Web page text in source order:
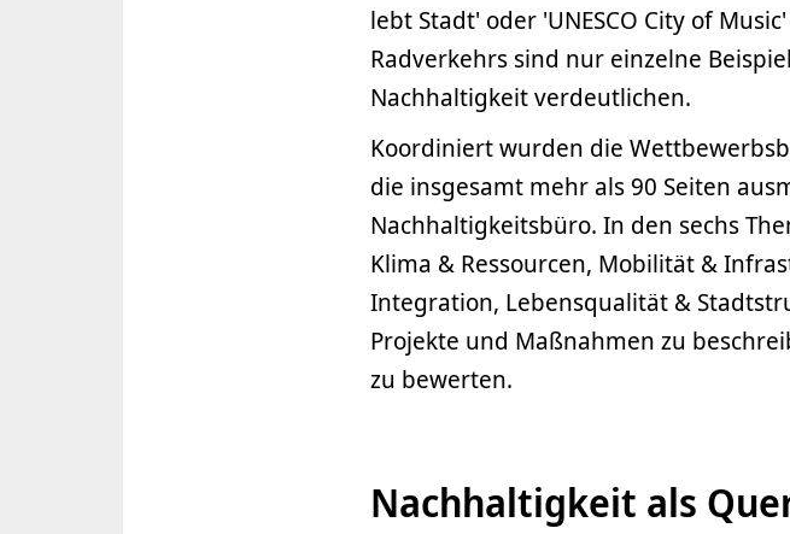
lebt Stadt' oder 'UNESCO City of
Radverkehrs sind nur einzelne
Nachhaltigkeit verdeutlichen.
Koordiniert wurden die
die insgesamt mehr als 90 Seiten
Nachhaltigkeitsbüro. In den sechs
Klima & Ressourcen, Mobilität &
Integration, Lebensqualität &
Projekte und Maßnahmen zu
zu bewerten.
Nachhaltigkeit als